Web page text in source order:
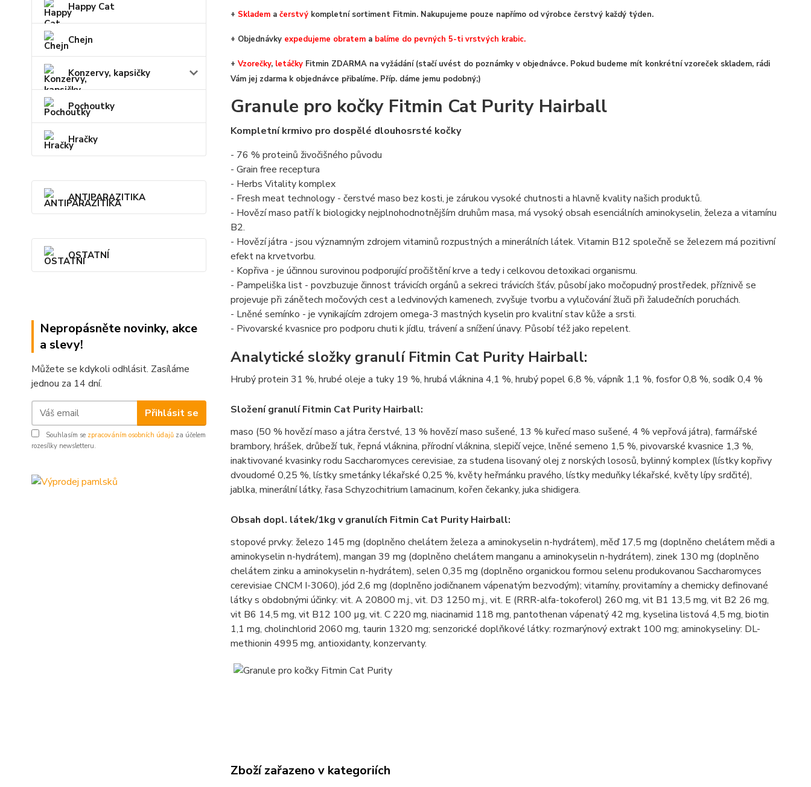
Happy Cat
Chejn
Konzervy, kapsičky
Pochoutky
Hračky
ANTIPARAZITIKA
OSTATNÍ
Nepropásněte novinky, akce
a slevy!
Můžete se kdykoli odhlásit. Zasíláme
jednou za 14 dní.
Přihlásit se
Souhlasím se zpracováním osobních údajů za účelem
rozesílky newsletteru.
+ Skladema čerstvýkompletní sortiment Fitmin. Nakupujeme pouze napřímo od výrobce čerstvý každý týden.
+ Objednávky expedujeme obratema balíme do pevných 5-ti vrstvých krabic.
+ Vzorečky, letáčkyFitmin ZDARMA na vyžádání (stačí uvést do poznámky v objednávce. Pokud budeme mít konkrétní vzoreček skladem, rádi
Vám jej zdarma k objednávce přibalíme. Příp. dáme jemu podobný;)
Granule pro kočky Fitmin Cat Purity Hairball
Kompletní krmivo pro dospělé dlouhosrsté kočky
- 76 % proteinů živočišného původu
- Grain free receptura
- Herbs Vitality komplex
- Fresh meat technology - čerstvé maso bez kosti, je zárukou vysoké chutnosti a hlavně kvality našich produktů.
- Hovězí maso patří k biologicky nejplnohodnotnějším druhům masa, má vysoký obsah esenciálních aminokyselin, železa a vitamínu
B2.
- Hovězí játra - jsou významným zdrojem vitaminů rozpustných a minerálních látek. Vitamin B12 společně se železem má pozitivní
efekt na krvetvorbu.
- Kopřiva - je účinnou surovinou podporující pročištění krve a tedy i celkovou detoxikaci organismu.
- Pampeliška list - povzbuzuje činnost trávicích orgánů a sekreci trávicích šťáv, působí jako močopudný prostředek, příznivě se
projevuje při zánětech močových cest a ledvinových kamenech, zvyšuje tvorbu a vylučování žluči při žaludečních poruchách.
- Lněné semínko - je vynikajícím zdrojem omega-3 mastných kyselin pro kvalitní stav kůže a srsti.
- Pivovarské kvasnice pro podporu chuti k jídlu, trávení a snížení únavy. Působí též jako repelent.
Analytické složky granulí Fitmin Cat Purity Hairball:
Hrubý protein 31 %, hrubé oleje a tuky 19 %, hrubá vláknina 4,1 %, hrubý popel 6,8 %, vápník 1,1 %, fosfor 0,8 %, sodík 0,4 %
Složení granulí Fitmin Cat Purity Hairball:
maso (50 % hovězí maso a játra čerstvé, 13 % hovězí maso sušené, 13 % kuřecí maso sušené, 4 % vepřová játra), farmářské
brambory, hrášek, drůbeží tuk, řepná vláknina, přírodní vláknina, slepičí vejce, lněné semeno 1,5 %, pivovarské kvasnice 1,3 %,
inaktivované kvasinky rodu Saccharomyces cerevisiae, za studena lisovaný olej z norských lososů, bylinný komplex (lístky kopřivy
dvoudomé 0,25 %, lístky smetánky lékařské 0,25 %, květy heřmánku pravého, lístky meduňky lékařské, květy lípy srdčité),
jablka, minerální látky, řasa Schyzochitrium lamacinum, kořen čekanky, juka shidigera.
Obsah dopl. látek/1kg v granulích Fitmin Cat Purity Hairball:
stopové prvky: železo 145 mg (doplněno chelátem železa a aminokyselin n-hydrátem), měď 17,5 mg (doplněno chelátem mědi a
aminokyselin n-hydrátem), mangan 39 mg (doplněno chelátem manganu a aminokyselin n-hydrátem), zinek 130 mg (doplněno
chelátem zinku a aminokyselin n-hydrátem), selen 0,35 mg (doplněno organickou formou selenu produkovanou Saccharomyces
cerevisiae CNCM I-3060), jód 2,6 mg (doplněno jodičnanem vápenatým bezvodým); vitamíny, provitamíny a chemicky definované
látky s obdobnými účinky: vit. A 20800 m.j., vit. D3 1250 m.j., vit. E (RRR-alfa-tokoferol) 260 mg, vit B1 13,5 mg, vit B2 26 mg,
vit B6 14,5 mg, vit B12 100 µg, vit. C 220 mg, niacinamid 118 mg, pantothenan vápenatý 42 mg, kyselina listová 4,5 mg, biotin
1,1 mg, cholinchlorid 2060 mg, taurin 1320 mg; senzorické doplňkové látky: rozmarýnový extrakt 100 mg; aminokyseliny: DL-
methionin 4995 mg, antioxidanty, konzervanty.
Zboží zařazeno v kategoriích